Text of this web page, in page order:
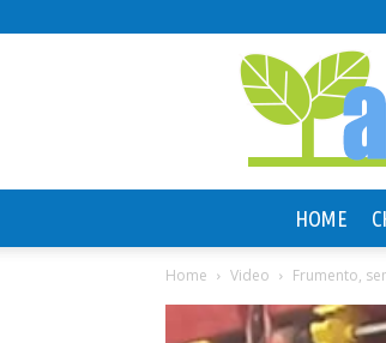
HOME
Home Video Frumento,